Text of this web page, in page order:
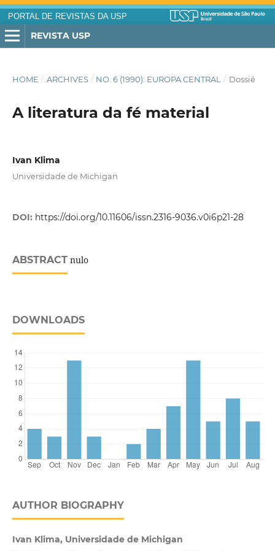
PORTAL DE REVISTAS DA USP
REVISTA USP
HOME / ARCHIVES / NO. 6 (1990): EUROPA CENTRAL / Dossiê
A literatura da fé material
Ivan Klima
Universidade de Michigan
DOI: https://doi.org/10.11606/issn.2316-9036.v0i6p21-28
ABSTRACTnulo
DOWNLOADS
AUTHOR BIOGRAPHY
Ivan Klima, Universidade de Michigan